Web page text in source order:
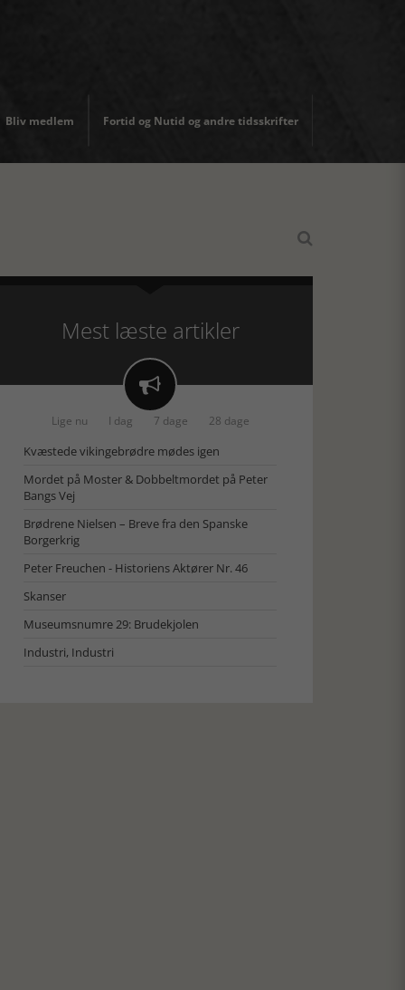
Bliv medlem Fortid og Nutid og andre tidsskrifter

Mest læste artikler

Lige nu I dag 7 dage 28 dage
Kvæstede vikingebrødre mødes igen
Mordet på Moster & Dobbeltmordet på Peter
Bangs Vej
Brødrene Nielsen – Breve fra den Spanske
Borgerkrig
Peter Freuchen - Historiens Aktører Nr. 46
Skanser
Museumsnumre 29: Brudekjolen
Industri, Industri